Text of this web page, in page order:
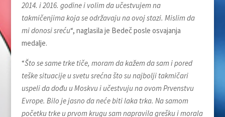
2014. i 2016. godine i volim da učestvujem na
takmičenjima koja se održavaju na ovoj stazi. Mislim da
mi donosi sreću“, naglasila je Bedeč posle osvajanja
medalje.
“Što se same trke tiče, moram da kažem da sam i pored
teške situacije u svetu srećna što su najbolji takmičari
uspeli da dođu u Moskvu i učestvuju na ovom Prvenstvu
Evrope. Bilo je jasno da neće biti laka trka. Na samom
početku trke u prvom krugu sam napravila grešku i morala